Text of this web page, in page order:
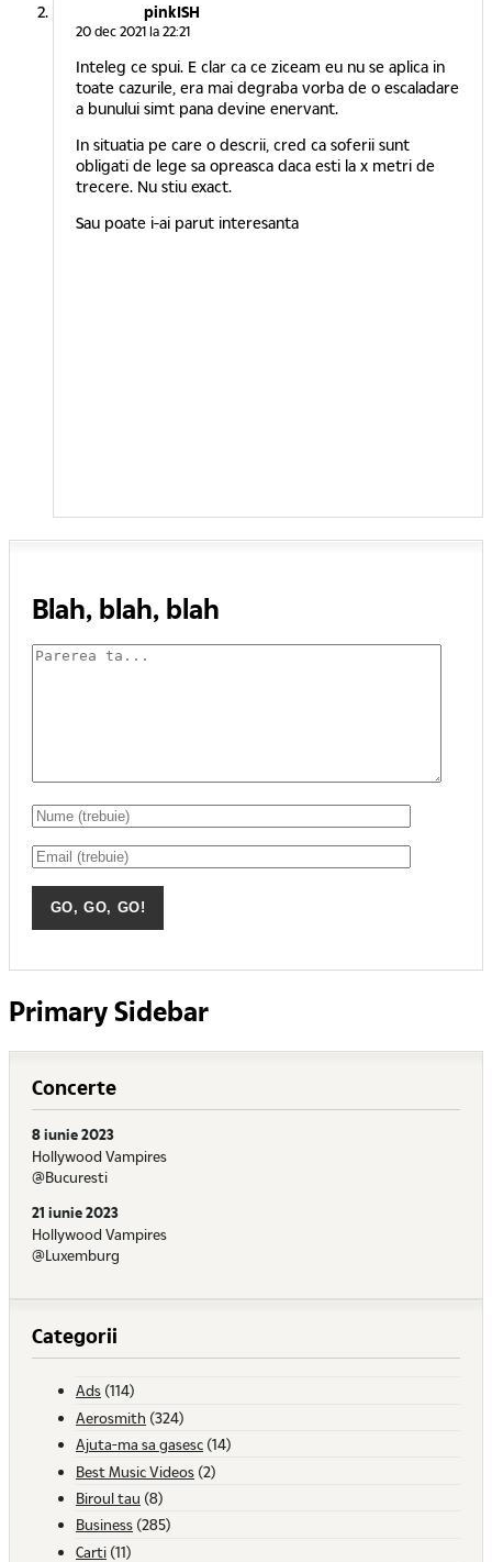
pinkISH
20 dec 2021 la 22:21
Inteleg ce spui. E clar ca ce ziceam eu nu se aplica in
toate cazurile, era mai degraba vorba de o escaladare
a bunului simt pana devine enervant.
In situatia pe care o descrii, cred ca soferii sunt
obligati de lege sa opreasca daca esti la x metri de
trecere. Nu stiu exact.
Sau poate i-ai parut interesanta
Blah, blah, blah
Primary Sidebar
Concerte
8 iunie 2023
Hollywood Vampires
@Bucuresti
21 iunie 2023
Hollywood Vampires
@Luxemburg
Categorii
Ads (114)
Aerosmith (324)
Ajuta-ma sa gasesc (14)
Best Music Videos (2)
Biroul tau (8)
Business (285)
Carti (11)